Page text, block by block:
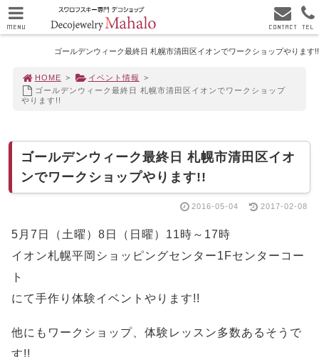
ゴールデンウィーク最終日 札幌市清田区イオンでワークショップやります!!
HOME > イベント情報
>
ゴールデンウィーク最終日 札幌市清田区イオンでワークショップ
やります!!
ゴールデンウィーク最終日 札幌市清田区イオ
ンでワークショップやります!!
2016-05-04 2017-02-08
5月7日（土曜）8日（日曜）11時～17時
イオン札幌平岡ショッピングセンター1Fセンターコー
ト
にて手作り体験イベントやります!!
他にもワークショップ、体験レッスン多数あるそうで
す!!
MENU TEL
CONTACT